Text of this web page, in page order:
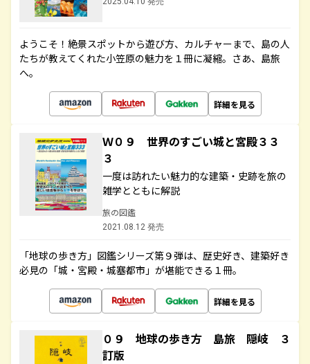
ようこそ！絶景スポットから遊び方、カルチャーまで、島の人
たちが教えてくれた小笠原の魅力を１冊に凝縮。さあ、島旅
へ。
詳細を見る
Ｗ０９ 世界のすごい城と宮殿３３
３
一度は訪れたい魅力的な建築・史跡を旅の
雑学とともに解説
旅の図鑑
2021.08.12 発売
「地球の歩き方」図鑑シリーズ第９弾は、歴史好き、建築好き
必見の「城・宮殿・城塞都市」が堪能できる１冊。
詳細を見る
０９ 地球の歩き方 島旅 隠岐 ３
訂版